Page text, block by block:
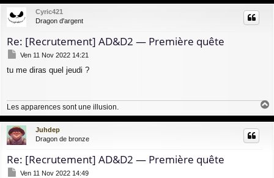
u
Cyric421
Dragon d'argent
Re: [Recrutement] AD&D2 — Première quête
M
s
g
e
Ven 11 Nov 2022 14:21
tu me diras quel jeudi ?
Les apparences sont une illusion.
a
u
Juhdep
Dragon de bronze
Re: [Recrutement] AD&D2 — Première quête
M
Ven 11 Nov 2022 14:49